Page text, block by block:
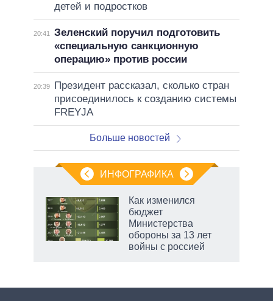
детей и подростков
20:41
Зеленский поручил подготовить
«специальную санкционную
операцию» против россии
20:39
Президент рассказал, сколько стран
присоединилось к созданию системы
FREYJA
Больше новостей
ИНФОГРАФИКА
Как изменился
бюджет
Министерства
обороны за 13 лет
войны с россией